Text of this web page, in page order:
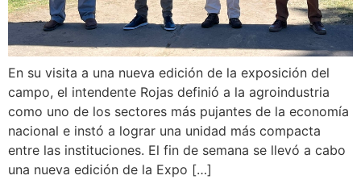
En su visita a una nueva edición de la exposición del
campo, el intendente Rojas definió a la agroindustria
como uno de los sectores más pujantes de la economía
nacional e instó a lograr una unidad más compacta
entre las instituciones. El fin de semana se llevó a cabo
una nueva edición de la Expo […]